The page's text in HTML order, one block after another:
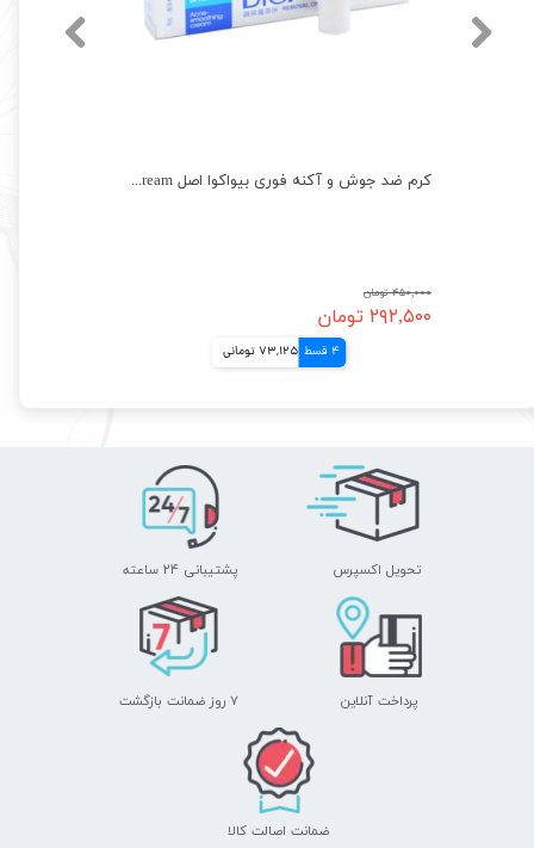
کرم ضد جوش و آکنه فوری بیواکوا اصل Bioaqua Removal Of Acne Cream
۴۵۰,۰۰۰ تومان
۲۹۲,۵۰۰ تومان
4 قسط 73,125 تومانی
تحویل اکسپرس پشتیبانی ۲۴ ساعته
پرداخت آنلاین ۷ روز ضمانت بازگشت
ضمانت اصالت کالا